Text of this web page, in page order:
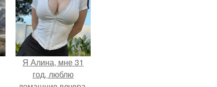
Я Алина, мне 31
год, люблю